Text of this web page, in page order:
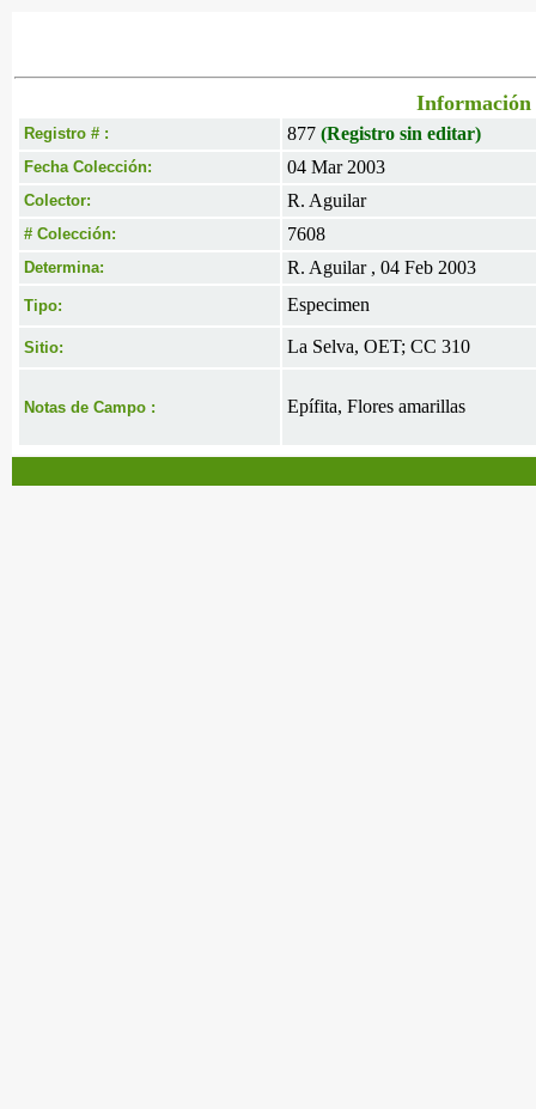
Información
Registro # : 877 (Registro sin editar)
Fecha Colección: 04 Mar 2003
Colector: R. Aguilar
# Colección: 7608
Determina: R. Aguilar , 04 Feb 2003
Tipo: Especimen
Sitio: La Selva, OET; CC 310
Notas de Campo : Epífita, Flores amarillas